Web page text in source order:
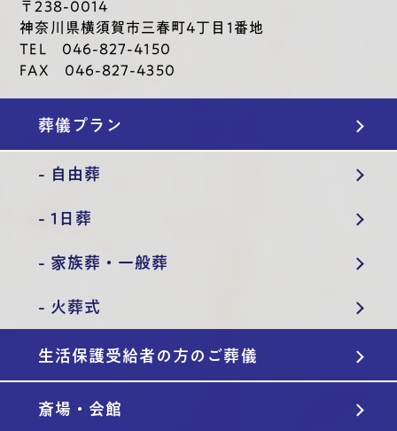
〒238-0014
神奈川県横須賀市三春町4丁目1番地
TEL 046-827-4150
FAX 046-827-4350
葬儀プラン
- 自由葬
- 1日葬
- 家族葬・一般葬
- 火葬式
生活保護受給者の方のご葬儀
斎場・会館